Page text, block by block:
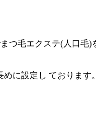
つ⽑エクステ(⼈口⽑)
に設定し ております。